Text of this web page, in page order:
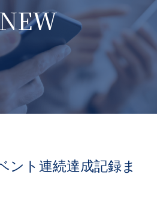
ント連続達成記録ま